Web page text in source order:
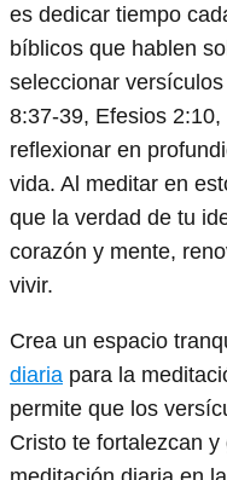
es dedicar tiempo
bíblicos que hablen
seleccionar
8:37-39, Efesios
reflexionar en
vida. Al meditar en
que la verdad de tu
corazón y mente,
vivir.
Crea un espacio
diaria para la
permite que los
Cristo te fortalezcan